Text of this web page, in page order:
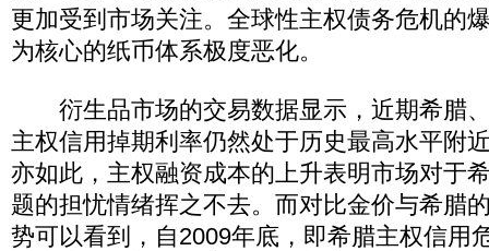
更加受到市场关注。全球性主权债务危机的
为核心的纸币体系极度恶化。
衍生品市场的交易数据显示，近期希腊
主权信用掉期利率仍然处于历史最高水平附
亦如此，主权融资成本的上升表明市场对于
题的担忧情绪挥之不去。而对比金价与希腊
势可以看到，自2009年底，即希腊主权信用